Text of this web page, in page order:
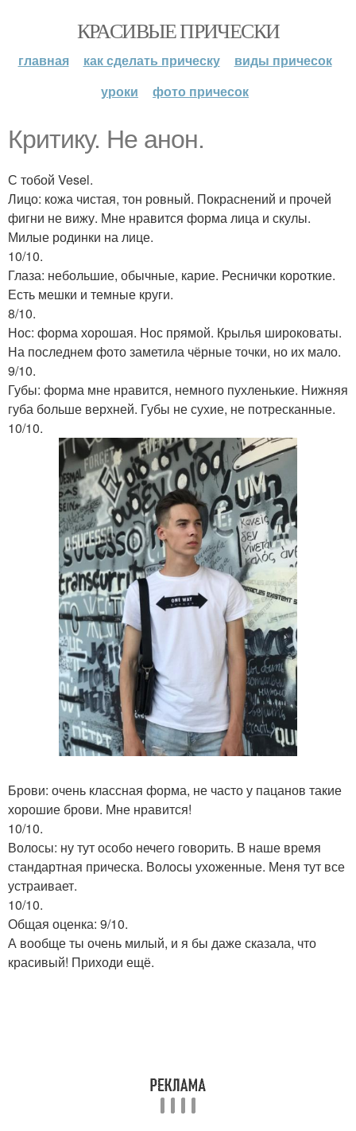
КРАСИВЫЕ ПРИЧЕСКИ
главная как сделать прическу
виды причесок
уроки
фото причесок
Критику. Не анон.
С тобой Vesel.
Лицо: кожа чистая, тон ровный. Покраснений и прочей
фигни не вижу. Мне нравится форма лица и скулы.
Милые родинки на лице.
10/10.
Глаза: небольшие, обычные, карие. Реснички короткие.
Есть мешки и темные круги.
8/10.
Нос: форма хорошая. Нос прямой. Крылья широковаты.
На последнем фото заметила чёрные точки, но их мало.
9/10.
Губы: форма мне нравится, немного пухленькие. Нижняя
губа больше верхней. Губы не сухие, не потресканные.
10/10.
Брови: очень классная форма, не часто у пацанов такие
хорошие брови. Мне нравится!
10/10.
Волосы: ну тут особо нечего говорить. В наше время
стандартная прическа. Волосы ухоженные. Меня тут все
устраивает.
10/10.
Общая оценка: 9/10.
А вообще ты очень милый, и я бы даже сказала, что
красивый! Приходи ещё.